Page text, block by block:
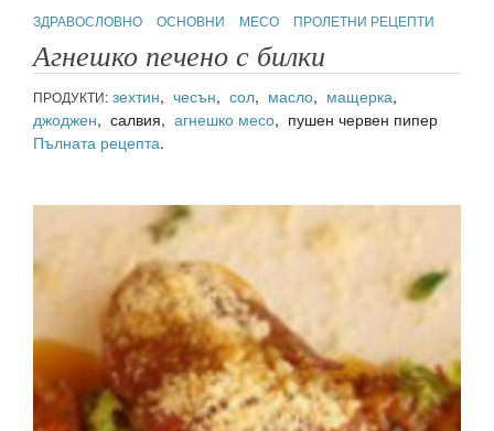
ЗДРАВОСЛОВНО
ОСНОВНИ МЕСО ПРОЛЕТНИ РЕЦЕПТИ
Агнешко печено с билки
ПРОДУКТИ: зехтин, чесън, сол, масло, мащерка,
джоджен, салвия, агнешко месо, пушен червен пипер
Пълната рецепта.